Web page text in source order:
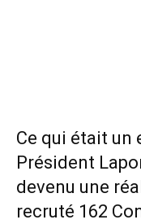
Ce qui était un
Président
devenu une
recruté 162